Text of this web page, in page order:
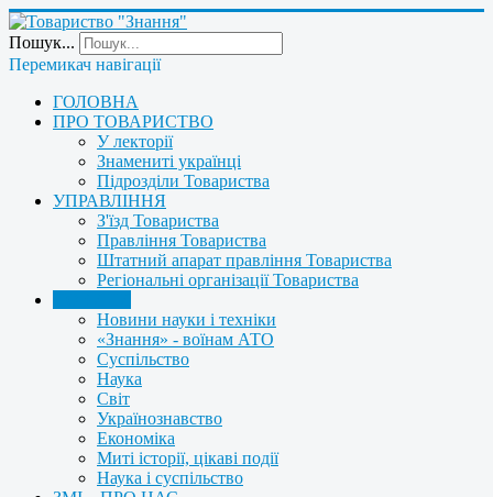
Пошук...
Перемикач навігації
ГОЛОВНА
ПРО ТОВАРИСТВО
У лекторії
Знамениті українці
Підрозділи Товариства
УПРАВЛІННЯ
З'їзд Товариства
Правління Товариства
Штатний апарат правління Товариства
Регіональні організації Товариства
Новини науки і техніки
«Знання» - воїнам АТО
Суспільство
Наука
Світ
Українознавство
Економіка
Миті історії, цікаві події
Наука і суспільство